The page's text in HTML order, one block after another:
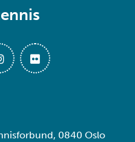
0840 Oslo